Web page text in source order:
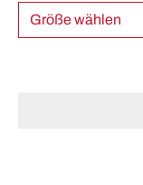
Größe wählen